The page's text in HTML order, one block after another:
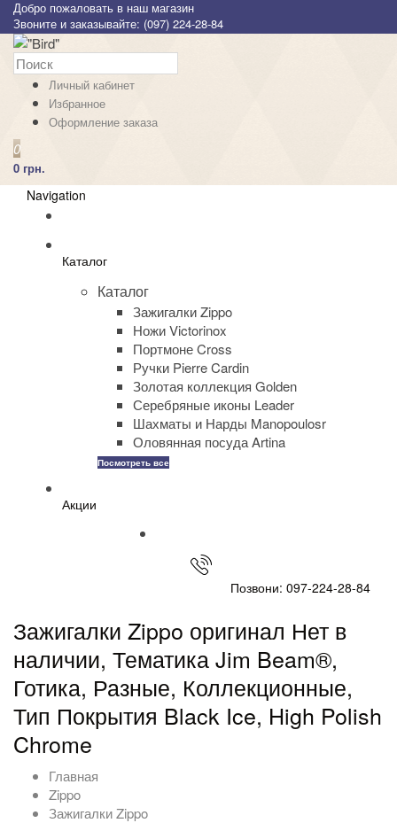
Добро пожаловать в наш магазин
Звоните и заказывайте: (097) 224-28-84
Личный кабинет
Избранное
Оформление заказа
0
0 грн.
Navigation
Каталог
Каталог
Зажигалки Zippo
Ножи Victorinox
Портмоне Cross
Ручки Pierre Cardin
Золотая коллекция Golden
Серебряные иконы Leader
Шахматы и Нарды Manopoulosr
Оловянная посуда Artina
Посмотреть все
Акции
Позвони: 097-224-28-84
Зажигалки Zippo оригинал Нет в
наличии, Тематика Jim Beam®,
Готика, Разные, Коллекционные,
Тип Покрытия Black Ice, High Polish
Chrome
Главная
Zippo
Зажигалки Zippo